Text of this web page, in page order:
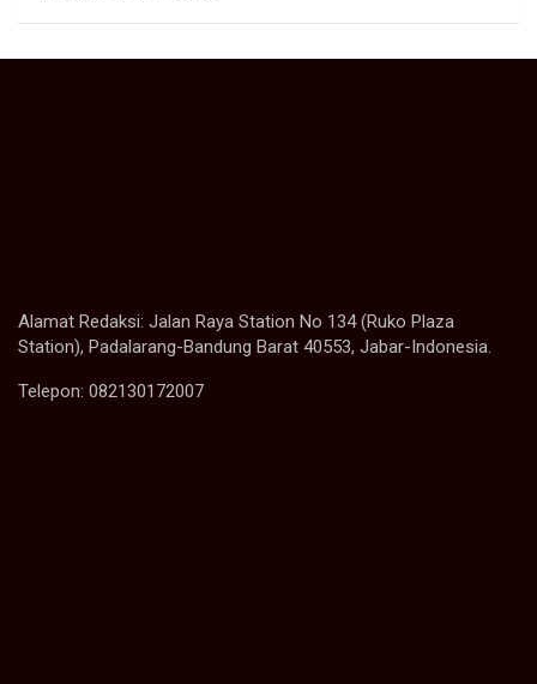
Alamat Redaksi: Jalan Raya Station No 134 (Ruko Plaza
Station), Padalarang-Bandung Barat 40553, Jabar-Indonesia.
Telepon: 082130172007